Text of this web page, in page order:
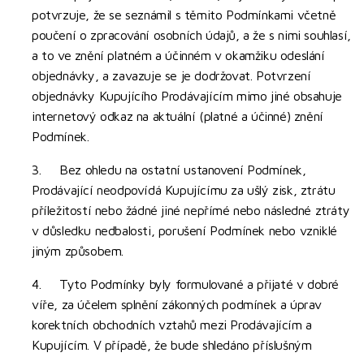
potvrzuje, že se seznámil s těmito Podmínkami včetně
poučení o zpracování osobních údajů, a že s nimi souhlasí,
a to ve znění platném a účinném v okamžiku odeslání
objednávky, a zavazuje se je dodržovat. Potvrzení
objednávky Kupujícího Prodávajícím mimo jiné obsahuje
internetový odkaz na aktuální (platné a účinné) znění
Podmínek.
3. Bez ohledu na ostatní ustanovení Podmínek,
Prodávající neodpovídá Kupujícímu za ušlý zisk, ztrátu
příležitostí nebo žádné jiné nepřímé nebo následné ztráty
v důsledku nedbalosti, porušení Podmínek nebo vzniklé
jiným způsobem.
4. Tyto Podmínky byly formulované a přijaté v dobré
víře, za účelem splnění zákonných podmínek a úprav
korektních obchodních vztahů mezi Prodávajícím a
Kupujícím. V případě, že bude shledáno příslušným